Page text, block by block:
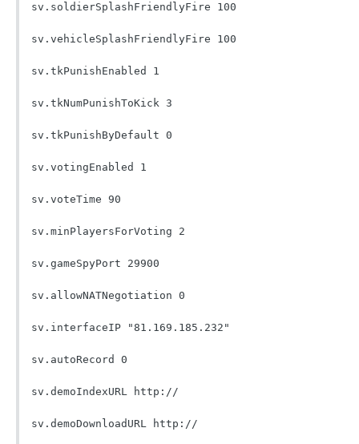
sv.soldierSplashFriendlyFire 100
sv.vehicleSplashFriendlyFire 100
sv.tkPunishEnabled 1
sv.tkNumPunishToKick 3
sv.tkPunishByDefault 0
sv.votingEnabled 1
sv.voteTime 90
sv.minPlayersForVoting 2
sv.gameSpyPort 29900
sv.allowNATNegotiation 0
sv.interfaceIP "81.169.185.232"
sv.autoRecord 0
sv.demoIndexURL http://
sv.demoDownloadURL http://